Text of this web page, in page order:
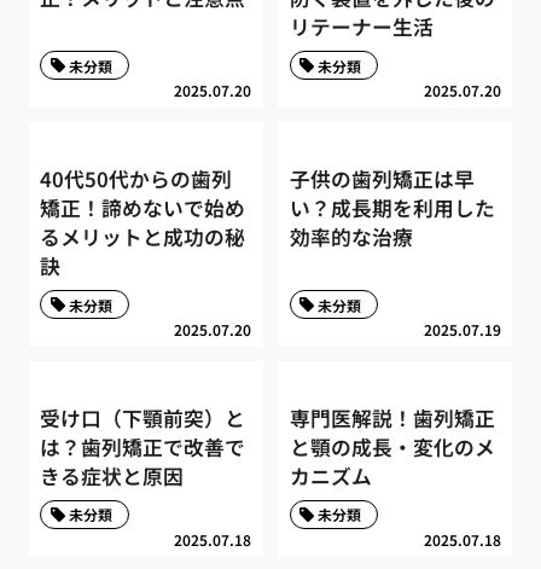
2025.07.20
未分類
リテーナー生活
2025.07.20
未分類
40代50代からの歯列
矯正！諦めないで始め
るメリットと成功の秘
訣
2025.07.20
未分類
子供の歯列矯正は早
い？成長期を利用した
効率的な治療
2025.07.19
未分類
受け口（下顎前突）と
は？歯列矯正で改善で
きる症状と原因
2025.07.18
未分類
専門医解説！歯列矯正
と顎の成長・変化のメ
カニズム
2025.07.18
未分類